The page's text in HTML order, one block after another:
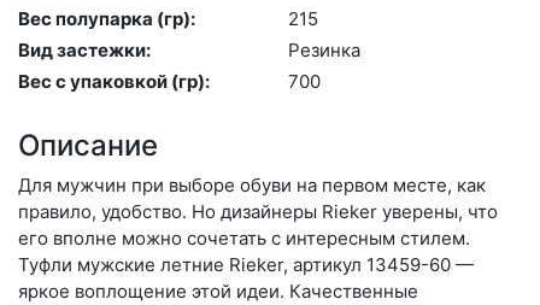
Вес полупарка (гр):
215
Вид застежки:
Ре­зин­ка
Вес с упаковкой (гр):
700
Описание
Для мужчин при выборе обуви на первом месте, как
правило, удобство. Но дизайнеры Rieker уверены, что
его вполне можно сочетать с интересным стилем.
Туфли мужские летние Rieker, артикул 13459-60 —
яркое воплощение этой идеи. Качественные